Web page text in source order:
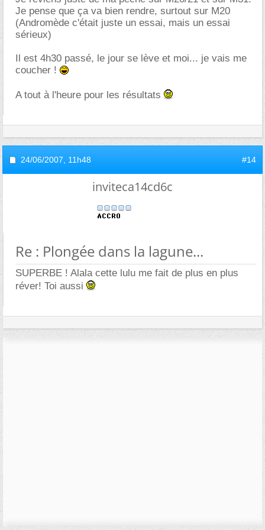
Je pense que ça va bien rendre, surtout sur M20
(Andromède c'était juste un essai, mais un essai
sérieux)
Il est 4h30 passé, le jour se lève et moi... je vais me
coucher !
A tout à l'heure pour les résultats
24/06/2007, 11h48 #14
inviteca14cd6c
Re : Plongée dans la lagune...
SUPERBE ! Alala cette lulu me fait de plus en plus
réver! Toi aussi